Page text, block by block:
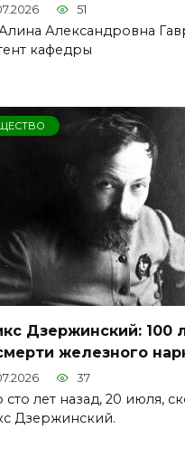
51
Александровна
кафедры
Дзержинский: 100
железного
37
лет назад, 20 июля,
Дзержинский.